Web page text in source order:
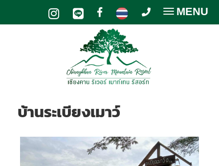
Toggle
MENU
บ้านระเบียงเมาว์